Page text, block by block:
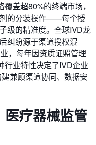
盖超80%的终端市场，
的分装操作——每个授
级的精准度。全球IVD龙
纠纷源于渠道授权混
，每年因资质证照管理
行业特性决定了IVD企业
兼顾渠道协同、数据安
医疗器械监管